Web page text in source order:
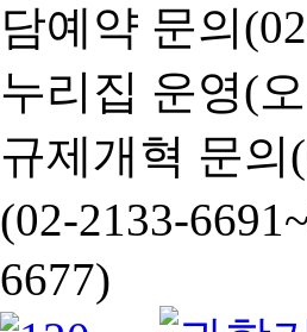
담예약 문의
누리집 운영(
규제개혁 문의
(02-2133-
6677)